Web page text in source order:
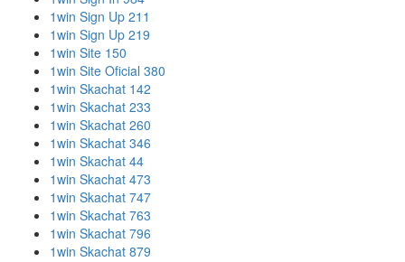
1win Sign Up 211
1win Sign Up 219
1win Site 150
1win Site Oficial 380
1win Skachat 142
1win Skachat 233
1win Skachat 260
1win Skachat 346
1win Skachat 44
1win Skachat 473
1win Skachat 747
1win Skachat 763
1win Skachat 796
1win Skachat 879